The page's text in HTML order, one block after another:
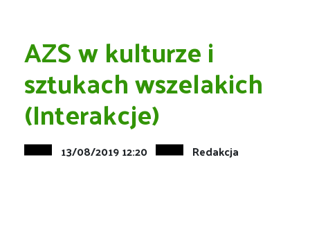
AZS w kulturze i
sztukach wszelakich
(Interakcje)
13/08/2019 12:20 Redakcja